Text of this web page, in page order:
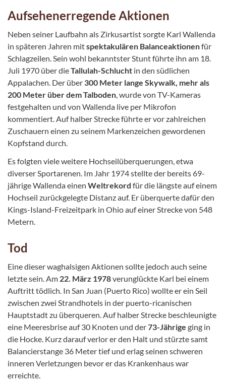
Aufsehenerregende Aktionen
Neben seiner Laufbahn als Zirkusartist sorgte Karl Wallenda
in späteren Jahren mitspektakulären Balanceaktionenfür
Schlagzeilen. Sein wohl bekanntster Stunt führte ihn am 18.
Juli 1970 über dieTallulah-Schlucht in den südlichen
Appalachen. Der über 300 Meter lange Skywalk, mehr als
200 Meter über dem Talboden , wurde von TV-Kameras
festgehalten und von Wallenda live per Mikrofon
kommentiert. Auf halber Strecke führte er vor zahlreichen
Zuschauern einen zu seinem Markenzeichen gewordenen
Kopfstand durch.
Es folgten viele weitere Hochseilüberquerungen, etwa
diverser Sportarenen. Im Jahr 1974 stellte der bereits 69-
jährige Wallenda einen Weltrekord für die längste auf einem
Hochseil zurückgelegte Distanz auf. Er überquerte dafür den
Kings-Island-Freizeitpark in Ohio auf einer Strecke von 548
Metern.
Tod
Eine dieser waghalsigen Aktionen sollte jedoch auch seine
letzte sein. Am 22. März 1978verunglückte Karl bei einem
Auftritt tödlich. In San Juan (Puerto Rico) wollte er ein Seil
zwischen zwei Strandhotels in der puerto-ricanischen
Hauptstadt zu überqueren. Auf halber Strecke beschleunigte
eine Meeresbrise auf 30 Knoten und der73-Jährige ging in
die Hocke. Kurz darauf verlor er den Halt und stürzte samt
Balancierstange 36 Meter tief und erlag seinen schweren
inneren Verletzungen bevor er das Krankenhaus war
erreichte.